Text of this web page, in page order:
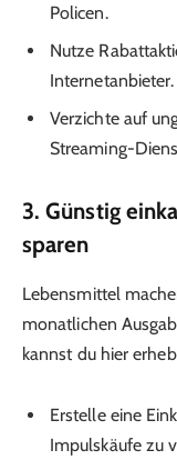
Policen.
Nutze
Internetanbieter.
Verzichte auf
Streaming-
3. Günstig
sparen
Lebensmittel
monatlichen
kannst du hier
Erstelle eine
Impulskäufe zu